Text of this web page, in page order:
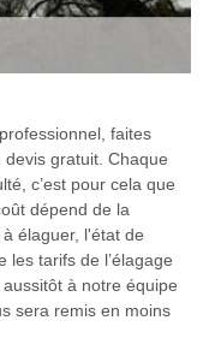
faites
gratuit. Chaque
c’est pour cela que
dépend de la
élaguer, l'état de
les tarifs de l’élagage
à notre équipe
sera remis en moins